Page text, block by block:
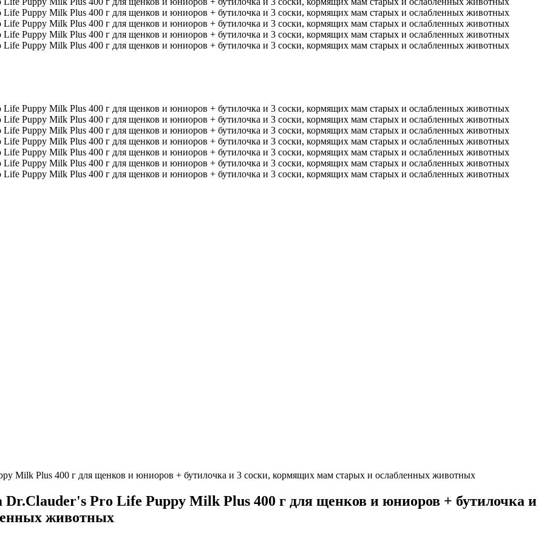
Milk Plus 400 г для щенков и юниоров + бутилочка и 3 соски, кормящих мам старых и ослабленных животных
Dr.Clauder's Pro Life Puppy Milk Plus 400 г для щенков и юниоров + бутилочка и
животных